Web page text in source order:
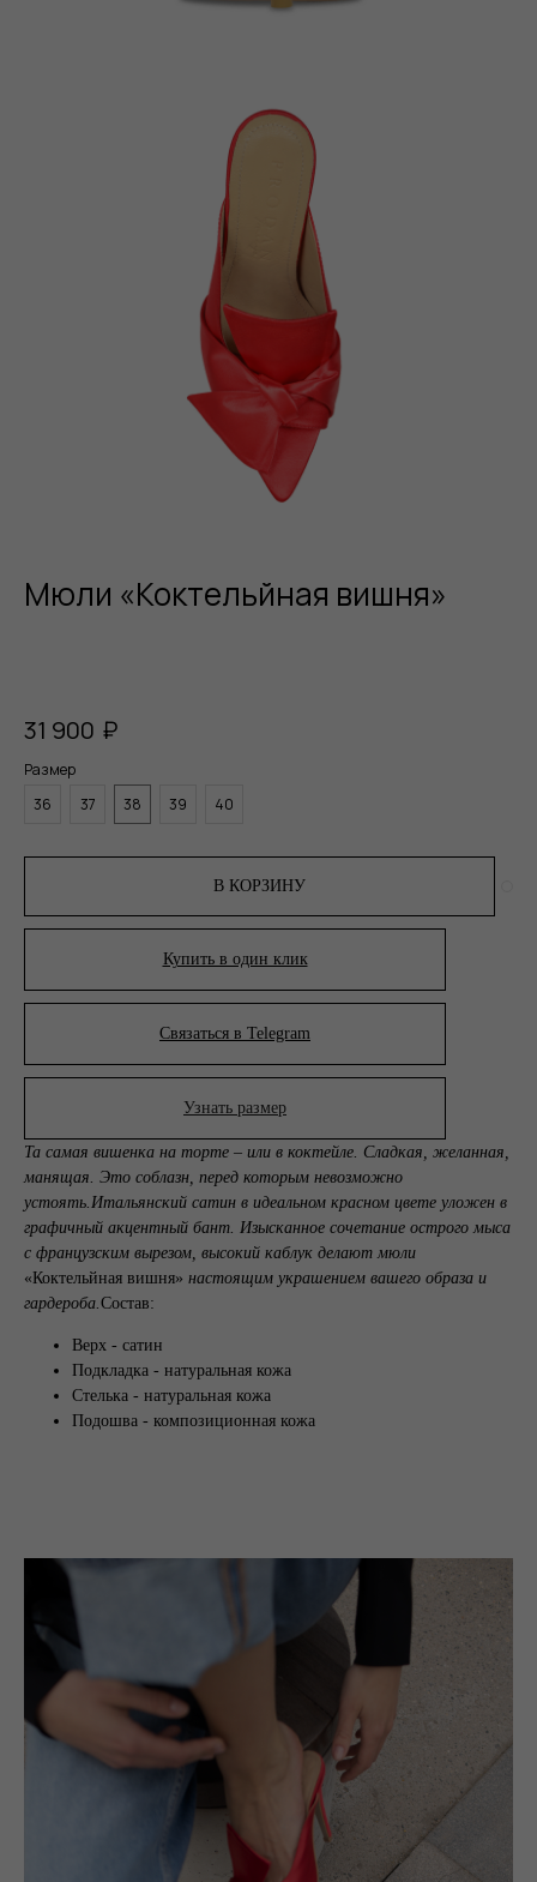
Мюли «Коктельйная вишня»
31 900 ₽
Размер
36
37 38 39 40
В КОРЗИНУ
Купить в один клик
Связаться в Telegram
Узнать размер
Та самая вишенка на торте – или в коктейле. Сладкая, желанная,
манящая. Это соблазн, перед которым невозможно
устоять. Итальянский сатин в идеальном красном цвете уложен в
графичный акцентный бант. Изысканное сочетание острого мыса
с французским вырезом, высокий каблук делают мюли
«Коктельйная вишня» настоящим украшением вашего образа и
гардероба. Состав:
Верх - сатин
Подкладка - натуральная кожа
Стелька - натуральная кожа
Подошва - композиционная кожа